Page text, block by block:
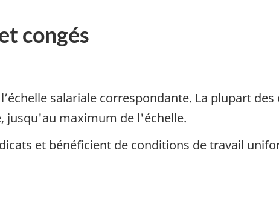
congés
salariale correspondante. La plupart des
jusqu'au maximum de l'échelle.
et bénéficient de conditions de travail